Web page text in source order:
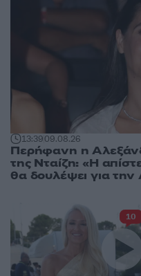
13:3909.08.26
Περήφανη η
της Νταίζη: «Η
θα δουλέψει για
10